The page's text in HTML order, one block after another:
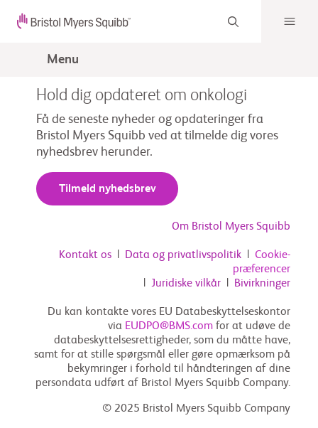
Menu
Hold dig opdateret om onkologi
Få de seneste nyheder og opdateringer fra
Bristol Myers Squibb ved at tilmelde dig vores
nyhedsbrev herunder.
Tilmeld nyhedsbrev
Om Bristol Myers Squibb
Kontakt os Data og privatlivspolitik
Cookie-
præferencer
Juridiske vilkår Bivirkninger
Du kan kontakte vores EU Databeskyttelseskontor
via EUDPO@BMS.com for at udøve de
databeskyttelsesrettigheder, som du måtte have,
samt for at stille spørgsmål eller gøre opmærksom på
bekymringer i forhold til håndteringen af dine
persondata udført af Bristol Myers Squibb Company.
© 2025 Bristol Myers Squibb Company